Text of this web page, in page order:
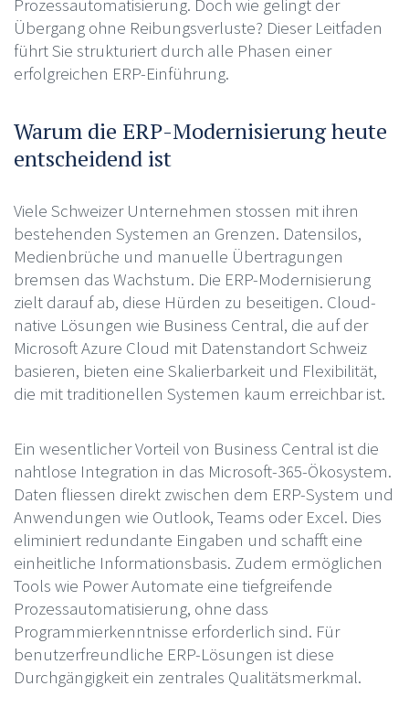
Übergang ohne Reibungsverluste? Dieser Leitfaden
führt Sie strukturiert durch alle Phasen einer
erfolgreichen ERP-Einführung.
Warum die ERP-Modernisierung heute
entscheidend ist
Viele Schweizer Unternehmen stossen mit ihren
bestehenden Systemen an Grenzen. Datensilos,
Medienbrüche und manuelle Übertragungen
bremsen das Wachstum. Die ERP-Modernisierung
zielt darauf ab, diese Hürden zu beseitigen. Cloud-
native Lösungen wie Business Central, die auf der
Microsoft Azure Cloud mit Datenstandort Schweiz
basieren, bieten eine Skalierbarkeit und Flexibilität,
die mit traditionellen Systemen kaum erreichbar ist.
Ein wesentlicher Vorteil von Business Central ist die
nahtlose Integration in das Microsoft-365-Ökosystem.
Daten fliessen direkt zwischen dem ERP-System und
Anwendungen wie Outlook, Teams oder Excel. Dies
eliminiert redundante Eingaben und schafft eine
einheitliche Informationsbasis. Zudem ermöglichen
Tools wie Power Automate eine tiefgreifende
Prozessautomatisierung, ohne dass
Programmierkenntnisse erforderlich sind. Für
benutzerfreundliche ERP-Lösungen ist diese
Durchgängigkeit ein zentrales Qualitätsmerkmal.